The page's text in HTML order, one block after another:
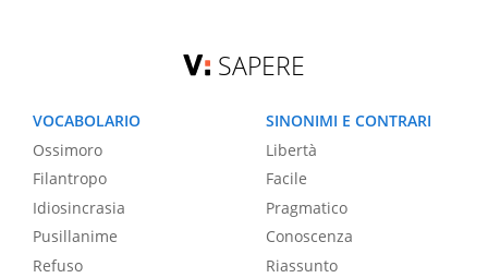
SAPERE
VOCABOLARIO
Ossimoro
Filantropo
Idiosincrasia
Pusillanime
Refuso
SINONIMI E CONTRARI
Libertà
Facile
Pragmatico
Conoscenza
Riassunto